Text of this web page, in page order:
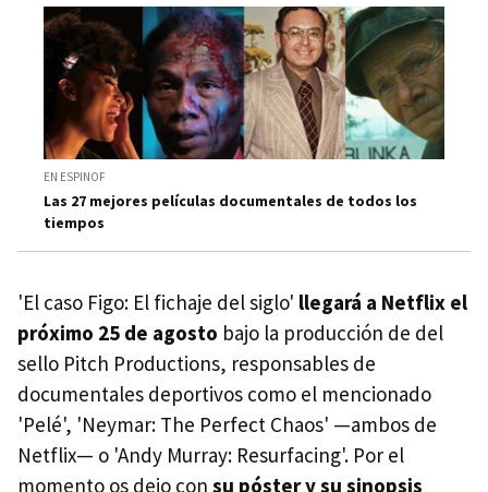
EN ESPINOF
Las 27 mejores películas documentales de todos los
tiempos
'El caso Figo: El fichaje del siglo' llegará a Netflix el
próximo 25 de agosto bajo la producción de del
sello Pitch Productions, responsables de
documentales deportivos como el mencionado
'Pelé', 'Neymar: The Perfect Chaos' —ambos de
Netflix— o 'Andy Murray: Resurfacing'. Por el
momento os dejo con su póster y su sinopsis